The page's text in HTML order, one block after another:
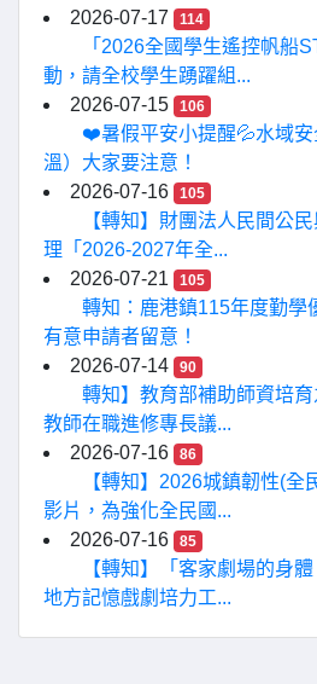
2026-07-17
114
「2026全國學生遙控帆船
動，請全校學生踴躍組...
2026-07-15
106
❤️暑假平安小提醒💦水域
溫）大家要注意！
2026-07-16
105
【轉知】財團法人民間公
理「2026-2027年全...
2026-07-21
105
轉知：鹿港鎮115年度勤學
有意申請者留意！
2026-07-14
90
轉知】教育部補助師資培
教師在職進修專長議...
2026-07-16
86
【轉知】2026城鎮韌性(全
影片，為強化全民國...
2026-07-16
85
【轉知】「客家劇場的身
地方記憶戲劇培力工...